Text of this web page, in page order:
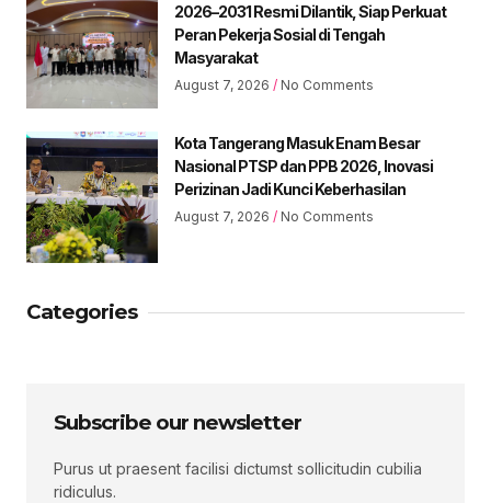
2026–2031 Resmi Dilantik, Siap Perkuat
Peran Pekerja Sosial di Tengah
Masyarakat
August 7, 2026 No Comments
Kota Tangerang Masuk Enam Besar
Nasional PTSP dan PPB 2026, Inovasi
Perizinan Jadi Kunci Keberhasilan
August 7, 2026 No Comments
Categories
Subscribe our newsletter
Purus ut praesent facilisi dictumst sollicitudin cubilia
ridiculus.